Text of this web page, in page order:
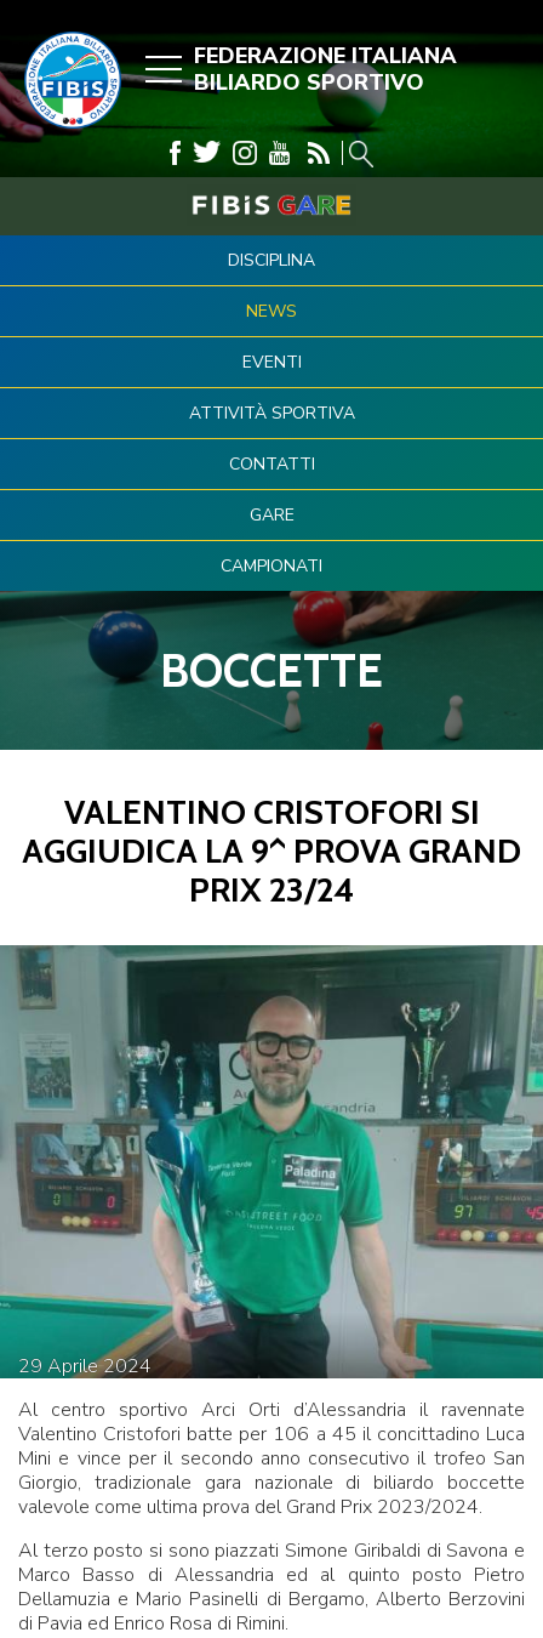
FEDERAZIONE ITALIANA
BILIARDO SPORTIVO
DISCIPLINA
NEWS
EVENTI
ATTIVITÀ SPORTIVA
CONTATTI
GARE
CAMPIONATI
BOCCETTE
VALENTINO CRISTOFORI SI
AGGIUDICA LA 9^ PROVA GRAND
PRIX 23/24
29 Aprile2024
Al centro sportivo Arci Orti d’Alessandria il ravennate
Valentino Cristofori batte per 106 a 45 il concittadino Luca
Mini e vince per il secondo anno consecutivo il trofeo San
Giorgio, tradizionale gara nazionale di biliardo boccette
valevole come ultima prova del Grand Prix 2023/2024.
Al terzo posto si sono piazzati Simone Giribaldi di Savona e
Marco Basso di Alessandria ed al quinto posto Pietro
Dellamuzia e Mario Pasinelli di Bergamo, Alberto Berzovini
di Pavia ed Enrico Rosa di Rimini.